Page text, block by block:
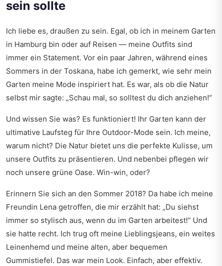
sein sollte
Ich liebe es, draußen zu sein. Egal, ob ich in meinem Garten
in Hamburg bin oder auf Reisen — meine Outfits sind
immer ein Statement. Vor ein paar Jahren, während eines
Sommers in der Toskana, habe ich gemerkt, wie sehr mein
Garten meine Mode inspiriert hat. Es war, als ob die Natur
selbst mir sagte: „Schau mal, so solltest du dich anziehen!“
Und wissen Sie was? Es funktioniert! Ihr Garten kann der
ultimative Laufsteg für Ihre Outdoor-Mode sein. Ich meine,
warum nicht? Die Natur bietet uns die perfekte Kulisse, um
unsere Outfits zu präsentieren. Und nebenbei pflegen wir
noch unsere grüne Oase. Win-win, oder?
Erinnern Sie sich an den Sommer 2018? Da habe ich meine
Freundin Lena getroffen, die mir erzählt hat: „Du siehst
immer so stylisch aus, wenn du im Garten arbeitest!“ Und
sie hatte recht. Ich trug oft meine Lieblingsjeans, ein weites
Leinenhemd und meine alten, aber bequemen
Gummistiefel. Das war mein Look. Einfach, aber effektiv.